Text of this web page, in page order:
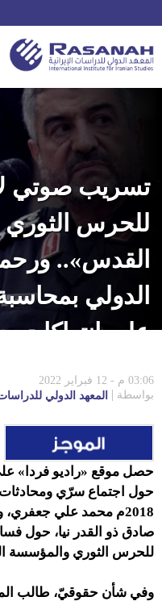
تسريب صوتي
للحرس
القدس»..
الدولي
على انتهاكات
03:06 م - 12 فبراير 2022
بواسطة
المعهد الدولي للدراسات
حول اجتماع سرّي
2018م محمد علي
صادق ذو القدر نيا، حول
للحرس الثوري والمؤسسة
وفي شأن حقوقيّ، طالب